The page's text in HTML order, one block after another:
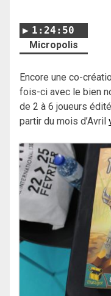
1:24:50
Micropolis
Encore une co-
fois-ci avec le bien
de 2 à 6 joueurs
partir du mois d’Avril